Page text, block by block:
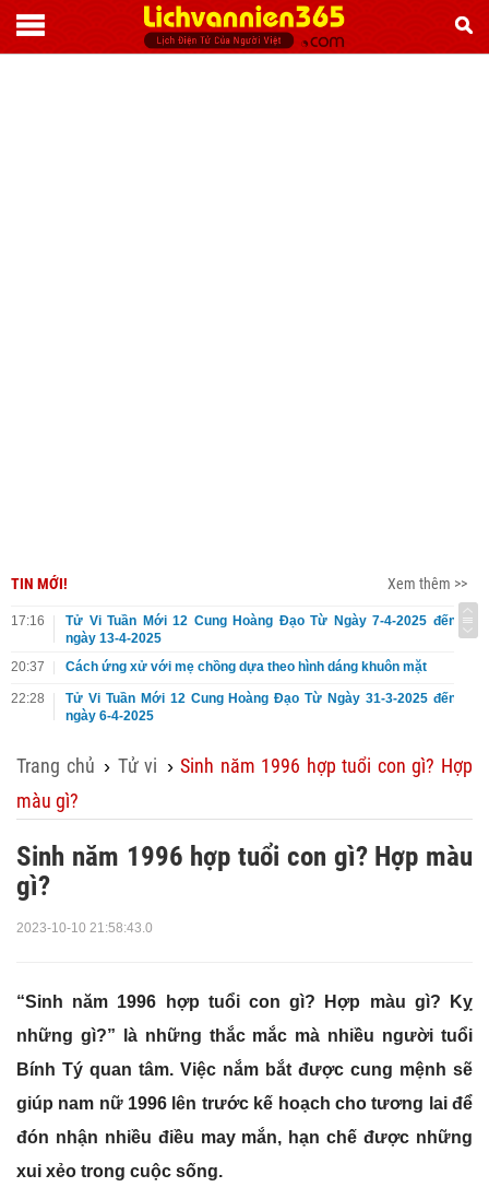
TIN MỚI! Xem thêm >>
17:16
Tử Vi Tuần Mới 12 Cung Hoàng Đạo Từ Ngày 7-4-2025 đến
ngày 13-4-2025
20:37
Cách ứng xử với mẹ chồng dựa theo hình dáng khuôn mặt
22:28
Tử Vi Tuần Mới 12 Cung Hoàng Đạo Từ Ngày 31-3-2025 đến
ngày 6-4-2025
Trang chủ › Tử vi ›Sinh năm 1996 hợp tuổi con gì? Hợp
màu gì?
Sinh năm 1996 hợp tuổi con gì? Hợp màu
gì?
2023-10-10 21:58:43.0
“Sinh năm 1996 hợp tuổi con gì? Hợp màu gì? Kỵ
những gì?” là những thắc mắc mà nhiều người tuổi
Bính Tý quan tâm. Việc nắm bắt được cung mệnh sẽ
giúp nam nữ 1996 lên trước kế hoạch cho tương lai để
đón nhận nhiều điều may mắn, hạn chế được những
xui xẻo trong cuộc sống.